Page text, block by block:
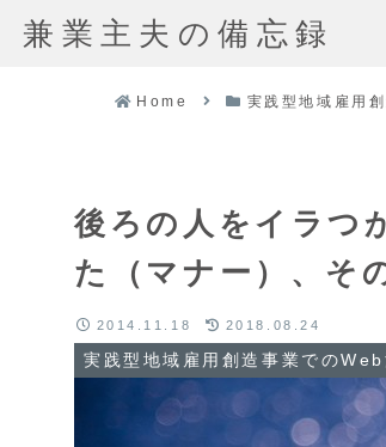
兼業主夫の備忘録
Home 実践型地域雇用
後ろの人をイラつ
た（マナー）、そ
実践型地域雇用創造事業での
2014.11.18 2018.08.24